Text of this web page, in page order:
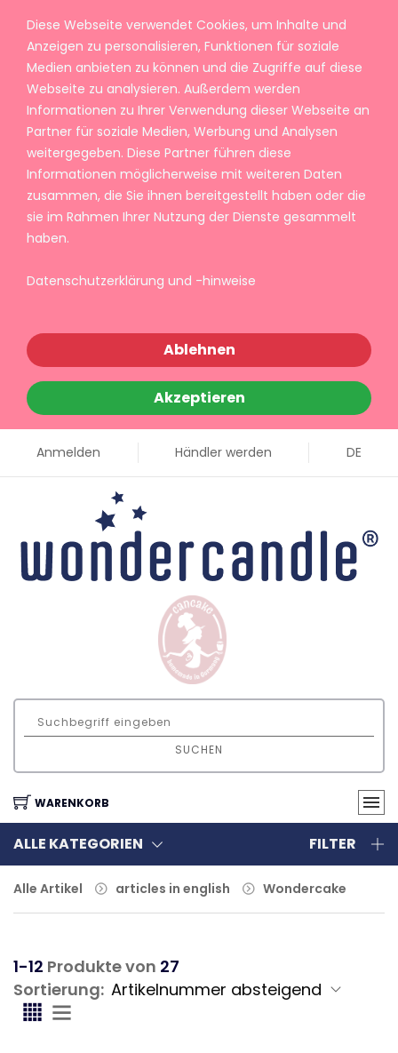
Diese Webseite verwendet Cookies, um Inhalte und
Anzeigen zu personalisieren, Funktionen für soziale
Medien anbieten zu können und die Zugriffe auf diese
Webseite zu analysieren. Außerdem werden
Informationen zu Ihrer Verwendung dieser Webseite an
Partner für soziale Medien, Werbung und Analysen
weitergegeben. Diese Partner führen diese
Informationen möglicherweise mit weiteren Daten
zusammen, die Sie ihnen bereitgestellt haben oder die
sie im Rahmen Ihrer Nutzung der Dienste gesammelt
haben.
Datenschutzerklärung und -hinweise
Ablehnen
Akzeptieren
Anmelden Händler werden DE
SUCHEN
WARENKORB
ALLE KATEGORIEN FILTER
Alle Artikel articles in english Wondercake
1-12 Produkte von 27
Sortierung: